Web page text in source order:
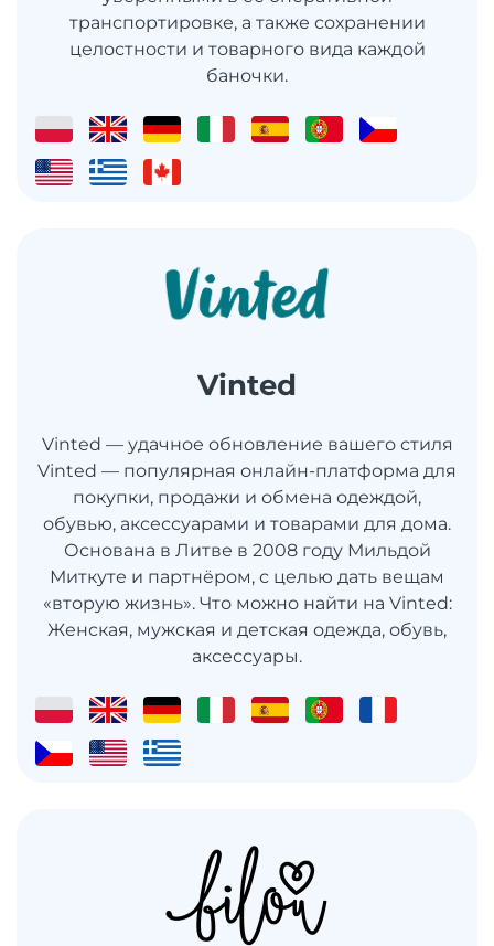
транспортировке, а также сохранении
целостности и товарного вида каждой
баночки.
Vinted
Vinted — удачное обновление вашего стиля
Vinted — популярная онлайн-платформа для
покупки, продажи и обмена одеждой,
обувью, аксессуарами и товарами для дома.
Основана в Литве в 2008 году Мильдой
Миткуте и партнёром, с целью дать вещам
«вторую жизнь». Что можно найти на Vinted:
Женская, мужская и детская одежда, обувь,
аксессуары.